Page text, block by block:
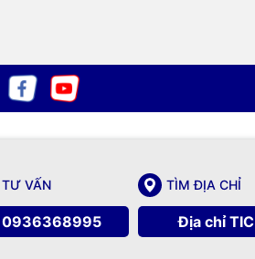
TƯ VẤN
0936368995
TÌM ĐỊA CHỈ
Địa chỉ TIC